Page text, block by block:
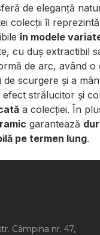
de eleganță
colecții îl
în modele
cu duș extractibil
de arc, având o
de scurgere și a
strălucitor și
a colecției. În
garantează
pe termen lung.
Câmpina nr. 47,